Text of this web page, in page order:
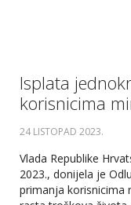
Isplata
korisnicima
24 LISTOPAD 2023.
Vlada Republike
2023., donijela je
primanja korisnicima